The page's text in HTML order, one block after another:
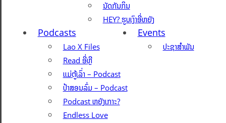
ນັດກັນກິນ
HEY? ຮູບເງົາອີ່ຫຍັງ
Podcasts
Lao X Files
Read ອີ່ຫຼີ
ແມ່ຕູ້ເລົ່າ – Podcast
ປ້າສອນລົ່ມ – Podcast
Podcast ຫຍັງເກາະ?
Endless Love
Events
ປະຊາສຳພັນ